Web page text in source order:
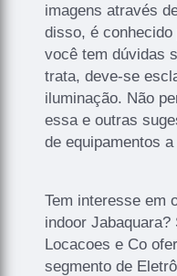
imagens através
disso, é
você tem dúvidas
trata, deve-se
iluminação. Não
essa e outras
de equipamentos a
Tem interesse em
indoor Jabaquara?
Locacoes e Co
segmento de